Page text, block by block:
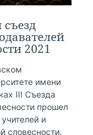
2021
имени
III Съезда
прошел
и
словесности.